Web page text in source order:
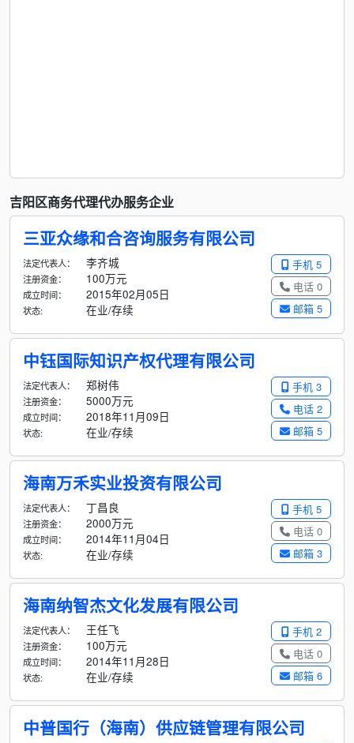
吉阳区商务代理代办服务企业
三亚众缘和合咨询服务有限公司
手机 5
电话 0
邮箱 5
法定代表人： 李齐城
注册资金： 100万元
成立时间： 2015年02月05日
状态: 在业/存续
中钰国际知识产权代理有限公司
手机 3
电话 2
邮箱 5
法定代表人： 郑树伟
注册资金： 5000万元
成立时间： 2018年11月09日
状态: 在业/存续
海南万禾实业投资有限公司
手机 5
电话 0
邮箱 3
法定代表人： 丁昌良
注册资金： 2000万元
成立时间： 2014年11月04日
状态: 在业/存续
海南纳智杰文化发展有限公司
手机 2
电话 0
邮箱 6
法定代表人： 王任飞
注册资金： 100万元
成立时间： 2014年11月28日
状态: 在业/存续
中普国行（海南）供应链管理有限公司